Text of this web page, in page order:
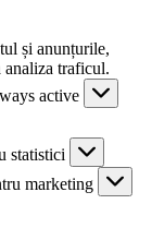
și anunțurile,
analiza traficul.
active
statistici
marketing